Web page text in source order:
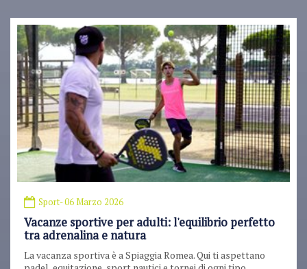
Sport- 06 Marzo 2026
Vacanze sportive per adulti: l'equilibrio perfetto
tra adrenalina e natura
La vacanza sportiva è a Spiaggia Romea. Qui ti aspettano